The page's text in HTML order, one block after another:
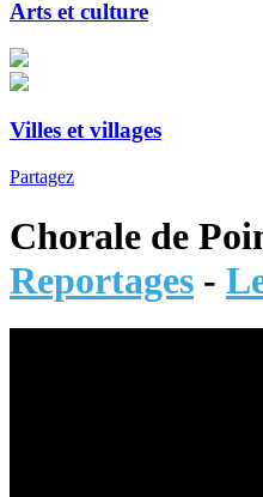
Arts et culture
Villes et villages
Partagez
Chorale de
Reportages -